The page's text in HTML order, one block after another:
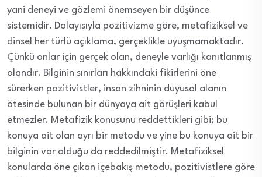
yani deneyi ve gözlemi önemseyen bir düşünce
sistemidir. Dolayısıyla pozitivizme göre, metafiziksel ve
dinsel her türlü açıklama, gerçeklikle uyuşmamaktadır.
Çünkü onlar için gerçek olan, deneyle varlığı kanıtlanmış
olandır. Bilginin sınırları hakkındaki fikirlerini öne
sürerken pozitivistler, insan zihninin duyusal alanın
ötesinde bulunan bir dünyaya ait görüşleri kabul
etmezler. Metafizik konusunu reddettikleri gibi; bu
konuya ait olan ayrı bir metodu ve yine bu konuya ait bir
bilginin var olduğu da reddedilmiştir. Metafiziksel
konularda öne çıkan içebakış metodu, pozitivistlere göre